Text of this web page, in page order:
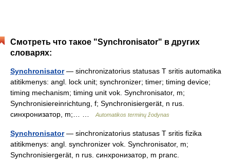
Смотреть что такое "Synchronisator" в других
словарях:
Synchronisator— sinchronizatorius statusas T sritis automatika
atitikmenys: angl. lock unit; synchronizer; timer; timing device;
timing mechanism; timing unit vok. Synchronisator, m;
Synchronisiereinrichtung, f; Synchronisiergerät, n rus.
синхронизатор, m;… …
Automatikos terminų žodynas
Synchronisator— sinchronizatorius statusas T sritis fizika
atitikmenys: angl. synchronizer vok. Synchronisator, m;
Synchronisiergerät, n rus. синхронизатор, m pranc.